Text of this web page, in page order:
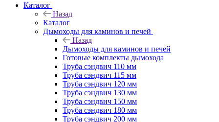
Каталог
Назад
Каталог
Дымоходы для каминов и печей
Назад
Дымоходы для каминов и печей
Готовые комплекты дымохода
Труба сэндвич 110 мм
Труба сэндвич 115 мм
Труба сэндвич 120 мм
Труба сэндвич 130 мм
Труба сэндвич 150 мм
Труба сэндвич 180 мм
Труба сэндвич 200 мм